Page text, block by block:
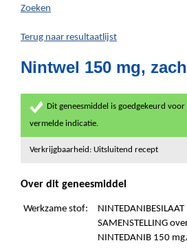
hier:
Zoeken
Terug naar resultaatlijst
Nintwel 150 mg,
Dit geneesmiddel is goedgekeurd
vermelde indicatie.
Verkrijgbaarheid: Uitsluitend recept
Over dit geneesmiddel
Werkzame stof:
SAMENSTELLING
NINTEDANIB 150